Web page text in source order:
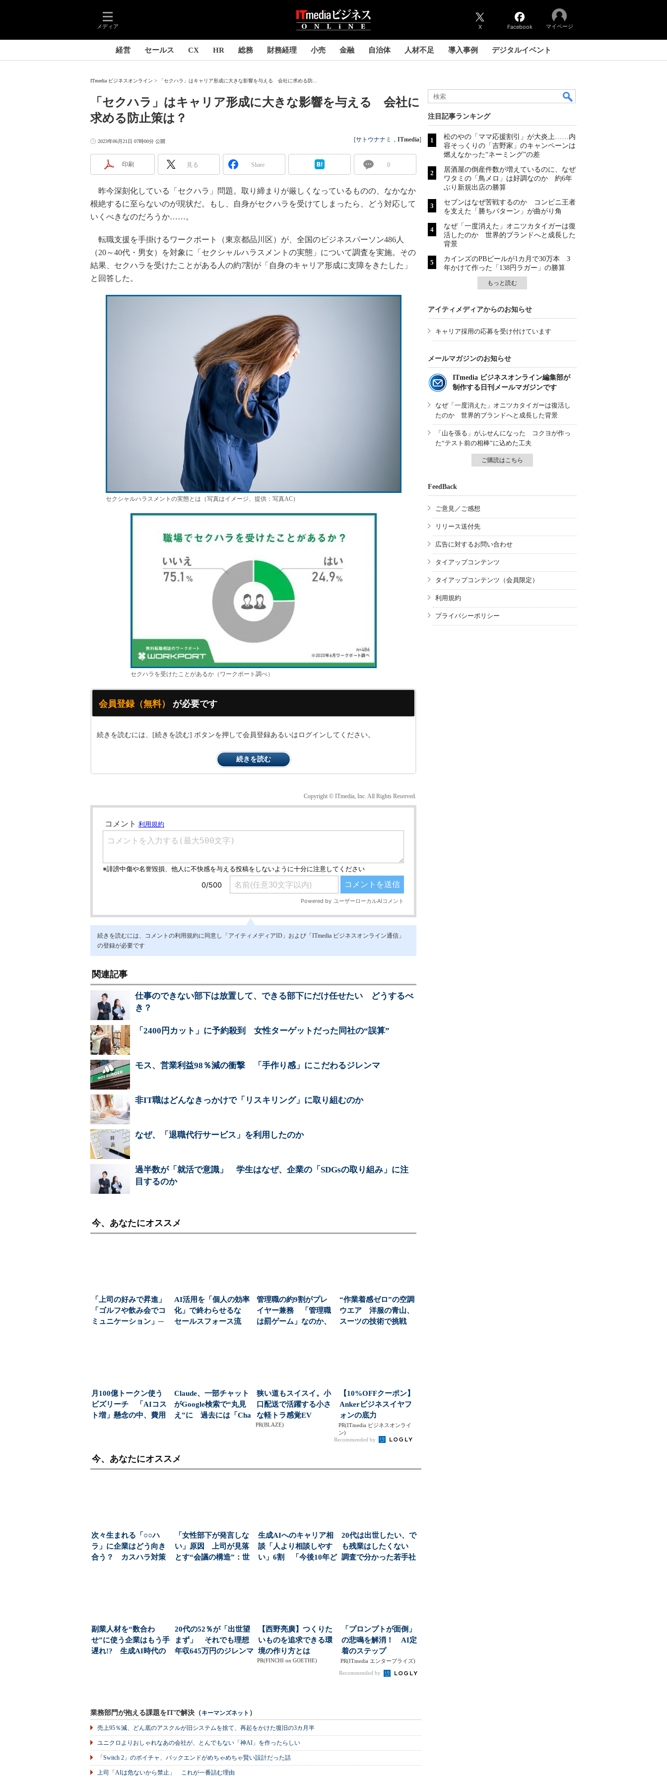
メディア X Facebook マイページ
経営 セールス CX HR 総務 財務経理 小売 金融 自治体 人材不足 導入事例 デジタルイベント
ITmedia ビジネスオンライン 「セクハラ」はキャリア形成に大きな影響を与える 会社に求める防...
「セクハラ」はキャリア形成に大きな影響を与える 会社に
求める防止策は？
2023年06月21日 07時00分 公開 [サトウナナミ ， ITmedia]
印刷 見る Share 0
昨今深刻化している「セクハラ」問題。取り締まりが厳しくなっているものの、なかなか
根絶するに至らないのが現状だ。もし、自身がセクハラを受けてしまったら、どう対応して
いくべきなのだろうか……。
転職支援を手掛けるワークポート（東京都品川区）が、全国のビジネスパーソン486人
（20～40代・男女）を対象に「セクシャルハラスメントの実態」について調査を実施。その
結果、セクハラを受けたことがある人の約7割が「自身のキャリア形成に支障をきたした」
と回答した。
セクシャルハラスメントの実態とは（写真はイメージ、提供：写真AC）
セクハラを受けたことがあるか（ワークポート調べ）
会員登録（無料） が必要です
続きを読むには、[続きを読む] ボタンを押して会員登録あるいはログインしてください。
続きを読む
Copyright © ITmedia, Inc. All Rights Reserved.
続きを読むには、コメントの利用規約に同意し「アイティメディアID」および「ITmedia ビジネスオンライン通信」
の登録が必要です
関連記事
仕事のできない部下は放置して、できる部下にだけ任せたい どうするべ
き？
「2400円カット」に予約殺到 女性ターゲットだった同社の“誤算”
モス、営業利益98％減の衝撃 「手作り感」にこだわるジレンマ
非IT職はどんなきっかけで「リスキリング」に取り組むのか
なぜ、「退職代行サービス」を利用したのか
過半数が「就活で意識」 学生はなぜ、企業の「SDGsの取り組み」に注
目するのか
今、あなたにオススメ
「上司の好みで昇進」
「ゴルフや飲み会でコ
ミュニケーション」─
AI活用を「個人の効率
化」で終わらせるな
セールスフォース流
管理職の約9割がプレ
イヤー兼務 「管理職
は罰ゲーム」なのか、
“作業着感ゼロ”の空調
ウエア 洋服の青山、
スーツの技術で挑戦
月100億トークン使う
ビズリーチ 「AIコス
ト増」懸念の中、費用
Claude、一部チャット
がGoogle検索で“丸見
え”に 過去には「Cha
狭い道もスイスイ。小
口配送で活躍する小さ
な軽トラ感覚EV
PR(BLAZE)
【10%OFFクーポン】
Ankerビジネスイヤフ
ォンの底力
PR(ITmedia ビジネスオンライ
ン)
Recommended by
今、あなたにオススメ
次々生まれる「○○ハ
ラ」に企業はどう向き
合う？ カスハラ対策
「女性部下が発言しな
い」原因 上司が見落
とす“会議の構造”：世
生成AIへのキャリア相
談「人より相談しやす
い」6割 「今後10年ど
20代は出世したい、で
も残業はしたくない
調査で分かった若手社
副業人材を“数合わ
せ”に使う企業はもう手
遅れ!? 生成AI時代の
20代の52％が「出世望
まず」 それでも理想
年収645万円のジレンマ
【西野亮廣】つくりた
いものを追求できる環
境の作り方とは
PR(FINCHI on GOETHE)
「プロンプトが面倒」
の悲鳴を解消！ AI定
着のステップ
PR(ITmedia エンタープライズ)
Recommended by
業務部門が抱える課題をITで解決（キーマンズネット ）
売上95％減、どん底のアスクルが旧システムを捨て、再起をかけた復旧の3カ月半
ユニクロよりおしゃれなあの会社が、とんでもない「神AI」を作ったらしい
「Switch 2」のボイチャ、バックエンドがめちゃめちゃ賢い設計だった話
上司「AIは危ないから禁止」 これが一番詰む理由
注目記事ランキング
松のやの「ママ応援割引」が大炎上……内
容そっくりの「吉野家」のキャンペーンは
燃えなかった“ネーミング”の差
居酒屋の倒産件数が増えているのに、なぜ
ワタミの「鳥メロ」は好調なのか 約6年
ぶり新規出店の勝算
セブンはなぜ苦戦するのか コンビニ王者
を支えた「勝ちパターン」が曲がり角
なぜ「一度消えた」オニツカタイガーは復
活したのか 世界的ブランドへと成長した
背景
カインズのPBビールが1カ月で30万本 3
年かけて作った「138円ラガー」の勝算
もっと読む
アイティメディアからのお知らせ
キャリア採用の応募を受け付けています
メールマガジンのお知らせ
ITmedia ビジネスオンライン編集部が
制作する日刊メールマガジンです
なぜ「一度消えた」オニツカタイガーは復活し
たのか 世界的ブランドへと成長した背景
「山を張る」がふせんになった コクヨが作っ
た“テスト前の相棒”に込めた工夫
ご購読はこちら
FeedBack
ご意見／ご感想
リリース送付先
広告に対するお問い合わせ
タイアップコンテンツ
タイアップコンテンツ（会員限定）
利用規約
プライバシーポリシー